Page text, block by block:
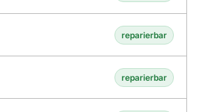
reparierbar
reparierbar